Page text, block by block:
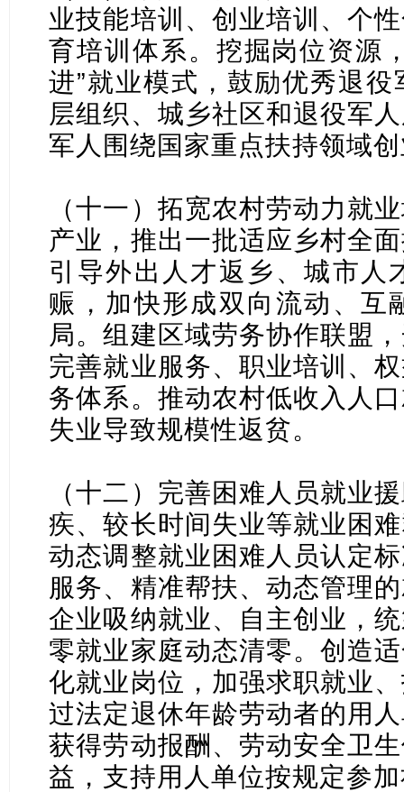
业技能培训、创业培训、个
育培训体系。挖掘岗位资源
进”就业模式，鼓励优秀退
层组织、城乡社区和退役军
军人围绕国家重点扶持领域
（十一）拓宽农村劳动力就
产业，推出一批适应乡村全
引导外出人才返乡、城市人
赈，加快形成双向流动、互
局。组建区域劳务协作联盟
完善就业服务、职业培训、
务体系。推动农村低收入人
失业导致规模性返贫。
（十二）完善困难人员就业
疾、较长时间失业等就业困
动态调整就业困难人员认定
服务、精准帮扶、动态管理
企业吸纳就业、自主创业，
零就业家庭动态清零。创造
化就业岗位，加强求职就业
过法定退休年龄劳动者的用
获得劳动报酬、劳动安全卫
益，支持用人单位按规定参